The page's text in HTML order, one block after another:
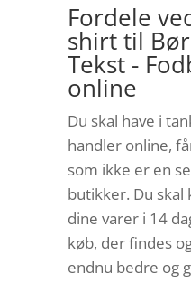
Fordele
shirt til
Tekst -
online
Du skal have i
handler online,
som ikke er en
butikker. Du
dine varer i 14
køb, der findes
endnu bedre og